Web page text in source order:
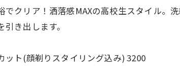
でクリア！洒落感MAXの高校生スタイル。
引き出します。
ット(顔剃りスタイリング込み) 3200